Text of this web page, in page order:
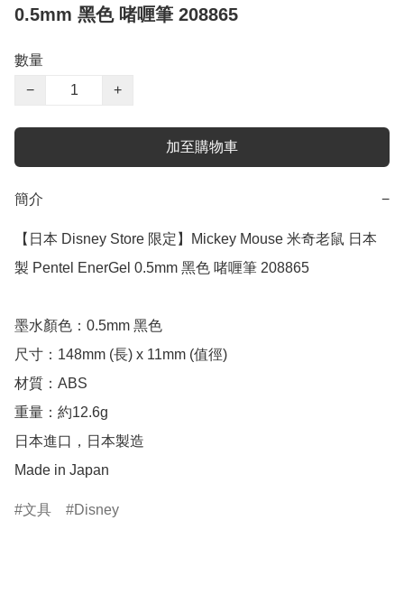
0.5mm 黑色 啫喱筆 208865
數量
−
+
加至購物車
簡介 −
【日本 Disney Store 限定】Mickey Mouse 米奇老鼠 日本
製 Pentel EnerGel 0.5mm 黑色 啫喱筆 208865
墨水顏色：0.5mm 黑色
尺寸：148mm (長) x 11mm (值徑)
材質：ABS
重量：約12.6g
日本進口，日本製造
Made in Japan
文具 Disney